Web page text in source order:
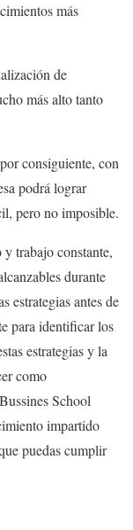
más
de
más alto tanto
consiguiente, con
podrá lograr
pero no imposible.
trabajo constante,
durante
estrategias antes de
para identificar los
estrategias y la
como
School
impartido
puedas cumplir